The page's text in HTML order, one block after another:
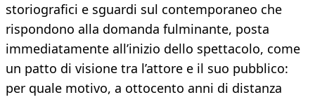
storiografici e sguardi sul contemporaneo che
rispondono alla domanda fulminante, posta
immediatamente all’inizio dello spettacolo, come
un patto di visione tra l’attore e il suo pubblico:
per quale motivo, a ottocento anni di distanza